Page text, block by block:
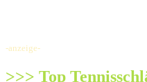
-anzeige-
>>> Top